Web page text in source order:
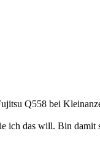
Q558 bei
ich das will. Bin damit